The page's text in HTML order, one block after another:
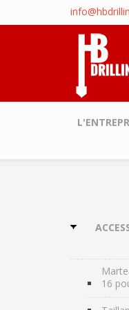
Aller au contenu principal
16